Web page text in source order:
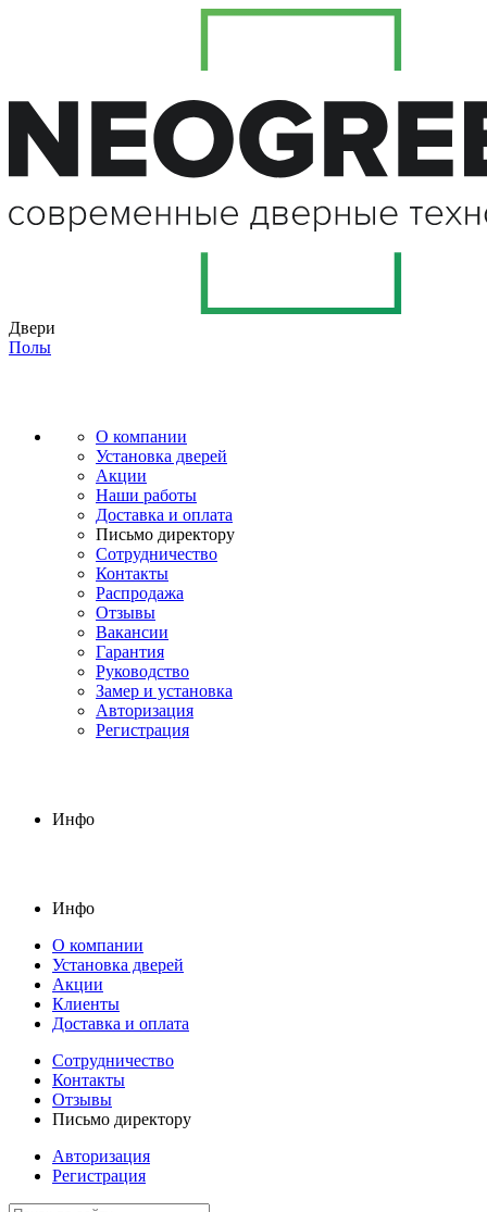
Двери
Полы
О компании
Установка дверей
Акции
Наши работы
Доставка и оплата
Письмо директору
Сотрудничество
Контакты
Распродажа
Отзывы
Вакансии
Гарантия
Руководство
Замер и установка
Авторизация
Регистрация
Инфо
Инфо
О компании
Установка дверей
Акции
Клиенты
Доставка и оплата
Сотрудничество
Контакты
Отзывы
Письмо директору
Авторизация
Регистрация